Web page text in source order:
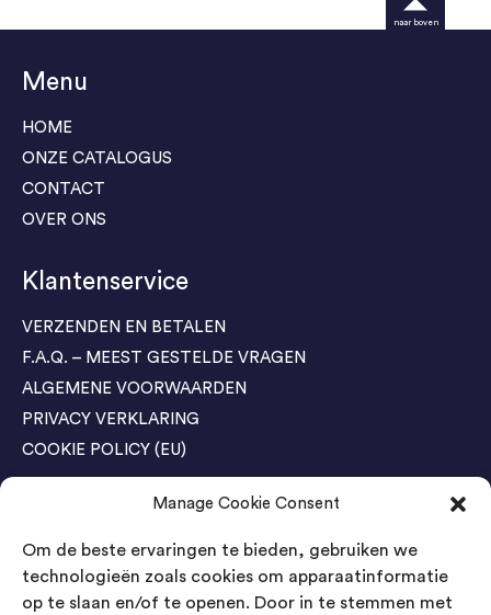
Manage Cookie Consent
Om de beste ervaringen te bieden, gebruiken we
technologieën zoals cookies om apparaatinformatie
op te slaan en/of te openen. Door in te stemmen met
Menu
HOME
ONZE CATALOGUS
CONTACT
OVER ONS
Klantenservice
VERZENDEN EN BETALEN
F.A.Q. – MEEST GESTELDE VRAGEN
ALGEMENE VOORWAARDEN
PRIVACY VERKLARING
COOKIE POLICY (EU)
Agenda Trade Shows
04-05 November / SVG FAIR Winterswijk
Bestel GRATIS kaarten
naar boven